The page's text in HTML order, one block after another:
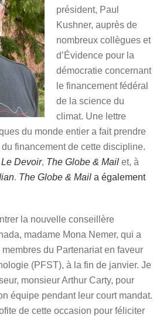
président, Paul
Kushner, auprès de
nombreux collègues et
d’Évidence pour la
démocratie concernant
le financement fédéral
de la science du
climat. Une lettre
du monde entier a fait prendre
financement de cette discipline.
Le Devoir, The Globe & Mail et, à
. The Globe & Mail a également
la nouvelle conseillère
madame Mona Nemer, qui a
du Partenariat en faveur
(PFST), à la fin de janvier. Je
monsieur Arthur Carty, pour
équipe pendant leur court mandat.
de cette occasion pour féliciter